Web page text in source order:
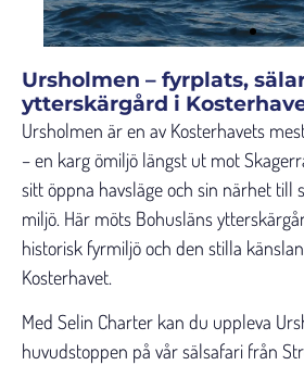
Ursholmen – fyrplats,
ytterskärgård i
Ursholmen är en av Kosterhavets
– en karg ömiljö längst ut mot
sitt öppna havsläge och sin närhet till
miljö. Här möts Bohusläns
historisk fyrmiljö och den stilla
Kosterhavet.
Med Selin Charter kan du uppleva
huvudstoppen på vår sälsafari från